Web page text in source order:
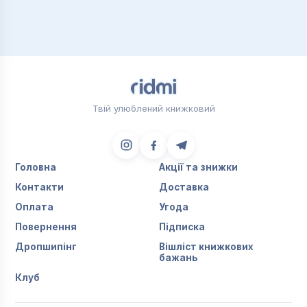
Твій улюблений книжковий
Головна
Акції та знижки
Контакти
Доставка
Оплата
Угода
Повернення
Підписка
Дропшипінг
Вішліст книжкових
бажань
Клуб